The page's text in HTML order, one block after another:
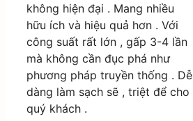
không hiện đại . Mang nhiều
hữu ích và hiệu quả hơn . Với
công suất rất lớn , gấp 3-4 lần
mà không cần đục phá như
phương pháp truyền thống . Dễ
dàng làm sạch sẽ , triệt để cho
quý khách .